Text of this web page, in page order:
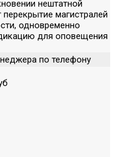
нештатной
магистралей
одновременно
для оповещения
по телефону